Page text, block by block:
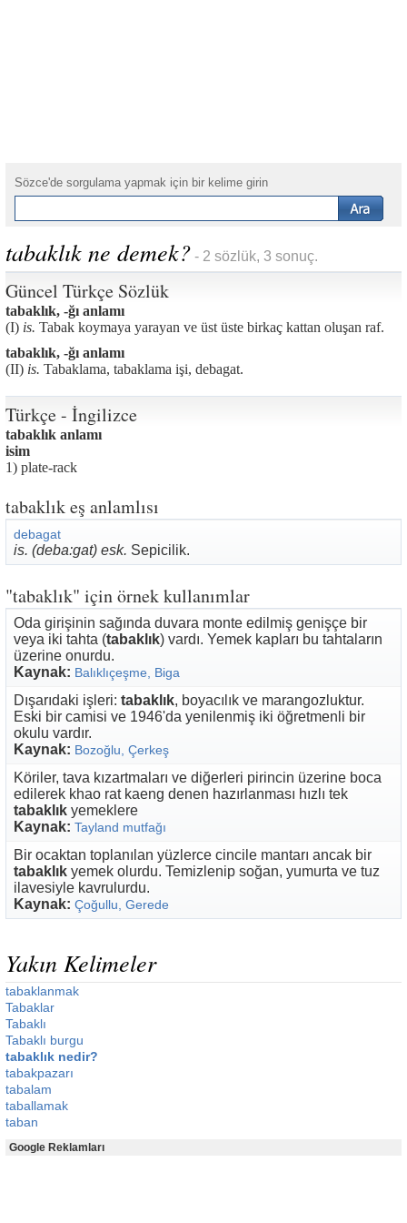
Sözce'de sorgulama yapmak için bir kelime girin
tabaklık ne demek? - 2 sözlük, 3 sonuç.
Güncel Türkçe Sözlük
tabaklık, -ğı anlamı
(I) is. Tabak koymaya yarayan ve üst üste birkaç kattan oluşan raf.
tabaklık, -ğı anlamı
(II) is. Tabaklama, tabaklama işi, debagat.
Türkçe - İngilizce
tabaklık anlamı
isim
1) plate-rack
tabaklık eş anlamlısı
debagat
is. (deba:gat) esk. Sepicilik.
"tabaklık" için örnek kullanımlar
Oda girişinin sağında duvara monte edilmiş genişçe bir
veya iki tahta (tabaklık) vardı. Yemek kapları bu tahtaların
üzerine onurdu.
Kaynak: Balıklıçeşme, Biga
Dışarıdaki işleri: tabaklık, boyacılık ve marangozluktur.
Eski bir camisi ve 1946'da yenilenmiş iki öğretmenli bir
okulu vardır.
Kaynak: Bozoğlu, Çerkeş
Köriler, tava kızartmaları ve diğerleri pirincin üzerine boca
edilerek khao rat kaeng denen hazırlanması hızlı tek
tabaklık yemeklere
Kaynak: Tayland mutfağı
Bir ocaktan toplanılan yüzlerce cincile mantarı ancak bir
tabaklık yemek olurdu. Temizlenip soğan, yumurta ve tuz
ilavesiyle kavrulurdu.
Kaynak: Çoğullu, Gerede
Yakın Kelimeler
tabaklanmak
Tabaklar
Tabaklı
Tabaklı burgu
tabaklık nedir?
tabakpazarı
tabalam
taballamak
taban
Google Reklamları